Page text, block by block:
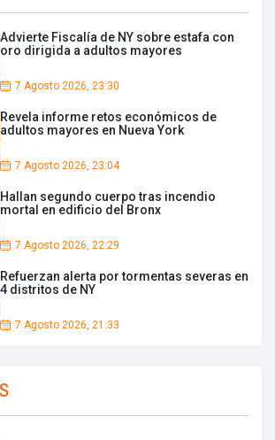
Advierte Fiscalía de NY sobre estafa con
oro dirigida a adultos mayores
7 Agosto 2026, 23:30
Revela informe retos económicos de
adultos mayores en Nueva York
7 Agosto 2026, 23:04
Hallan segundo cuerpo tras incendio
mortal en edificio del Bronx
7 Agosto 2026, 22:29
Refuerzan alerta por tormentas severas en
4 distritos de NY
7 Agosto 2026, 21:33